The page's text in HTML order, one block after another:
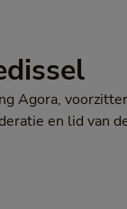
Agora,
en lid van